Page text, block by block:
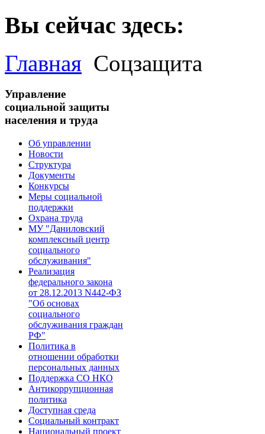
Вы сейчас здесь:
Главная Соцзащита
Управление
социальной защиты
населения и труда
Об управлении
Новости
Структура
Документы
Конкурсы
Меры социальной
поддержки
Охрана труда
МУ "Даниловский
комплексный центр
социального
обслуживания"
Реализация
федерального закона
от 28.1​2.2013 N442-ФЗ
"Об основах
социального
обслуживания граждан
РФ"​
Политика в
отношении обработки
персональных данных
Поддержка СО НКО
Антикоррупционная
политика
Доступная среда
Социальный контракт
Национальный проект